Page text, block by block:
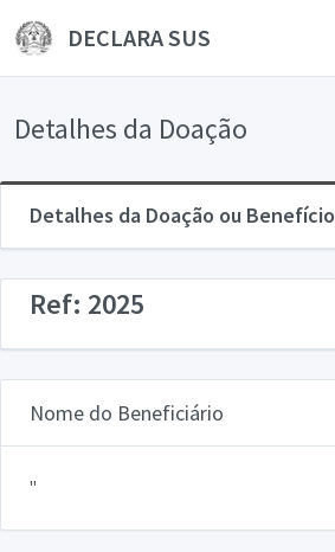
DECLARA SUS
Detalhes da Doação
Detalhes da Doação ou Benefício
Ref: 2025
Nome do Beneficiário
"